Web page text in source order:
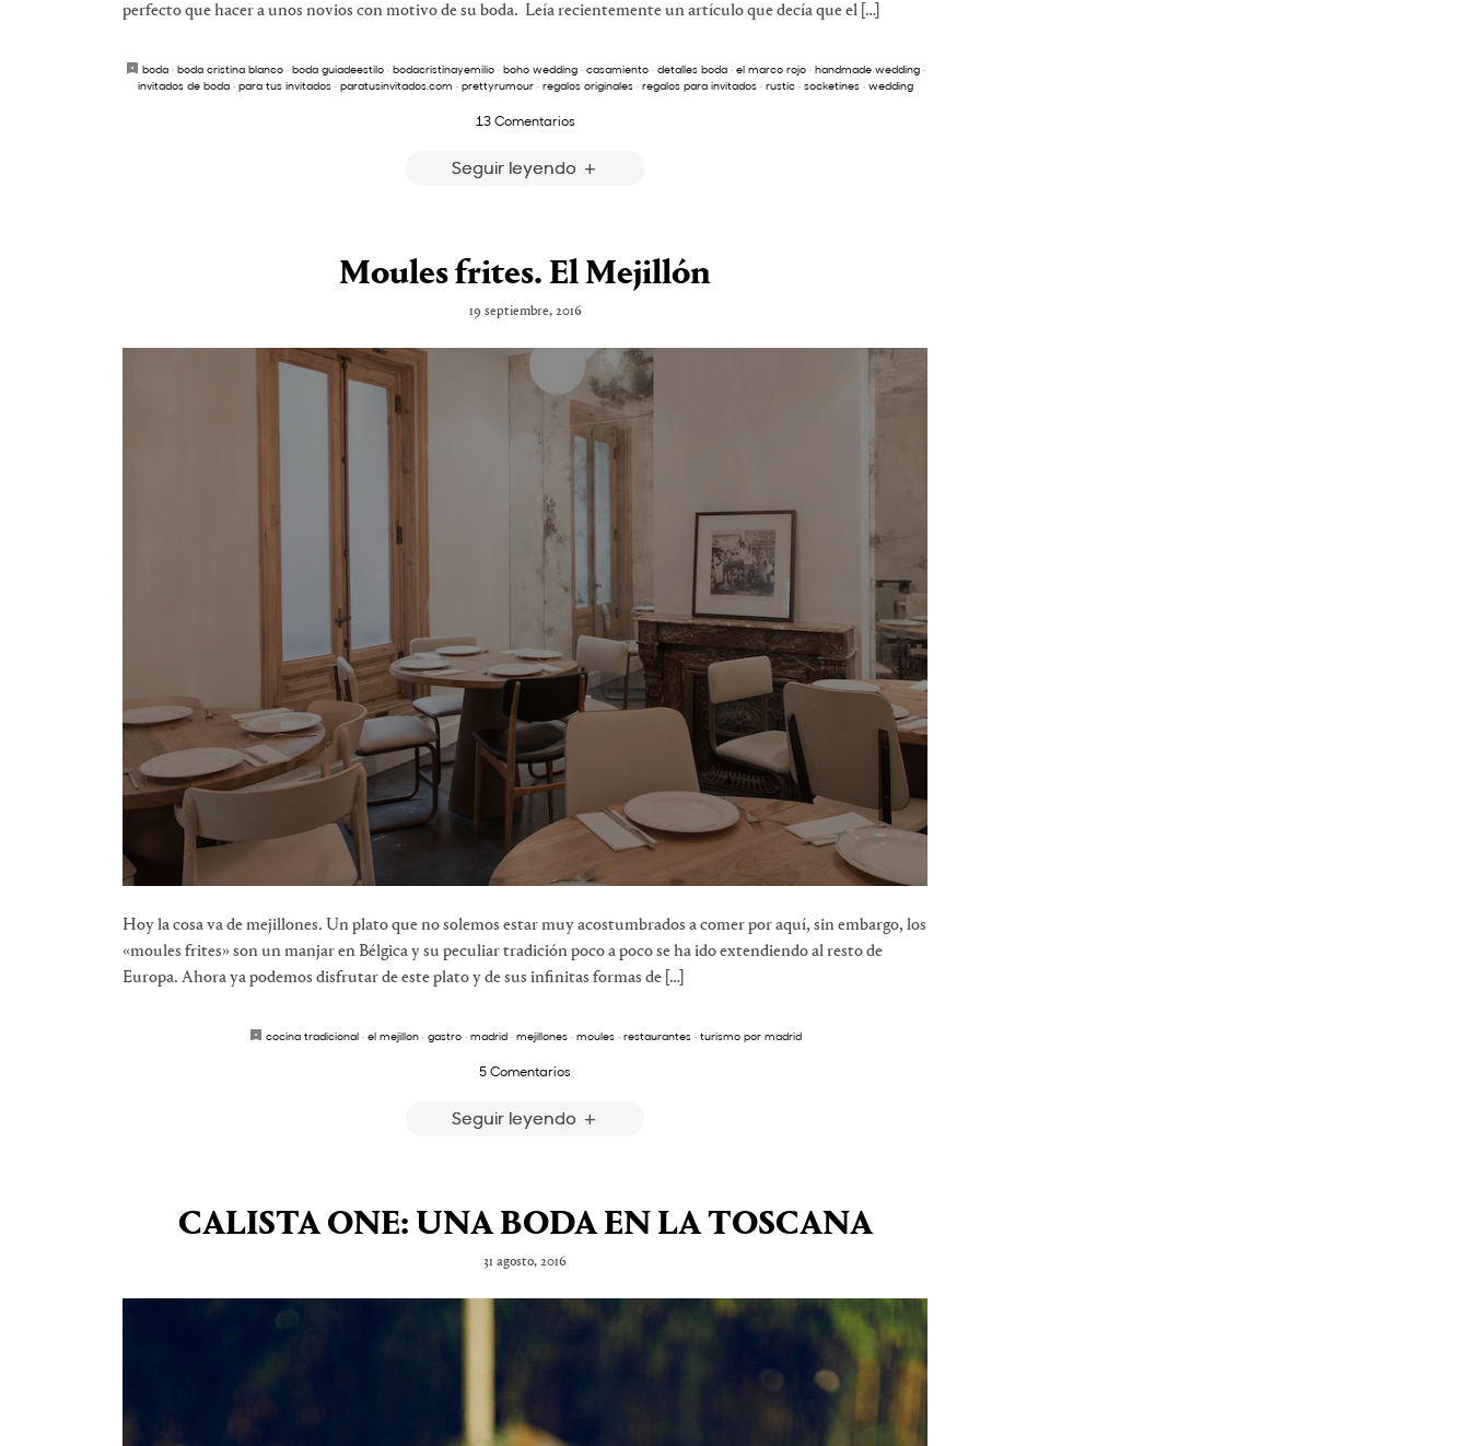
perfecto que hacer a unos novios con motivo de su boda. Leía recientemente un artículo que decía que el […]
boda· boda cristina blanco· boda guiadeestilo· bodacristinayemilio· boho wedding· casamiento· detalles boda· el marco rojo· handmade wedding·
invitados de boda· para tus invitados· paratusinvitados.com · prettyrumour· regalos originales· regalos para invitados· rustic· socketines· wedding
13 Comentarios
Seguir leyendo
Moules frites. El Mejillón
19 septiembre, 2016
Hoy la cosa va de mejillones. Un plato que no solemos estar muy acostumbrados a comer por aquí, sin embargo, los
«moules frites» son un manjar en Bélgica y su peculiar tradición poco a poco se ha ido extendiendo al resto de
Europa. Ahora ya podemos disfrutar de este plato y de sus infinitas formas de […]
cocina tradicional· el mejillon· gastro· madrid· mejillones· moules· restaurantes· turismo por madrid
5 Comentarios
Seguir leyendo
CALISTA ONE: UNA BODA EN LA TOSCANA
31 agosto, 2016